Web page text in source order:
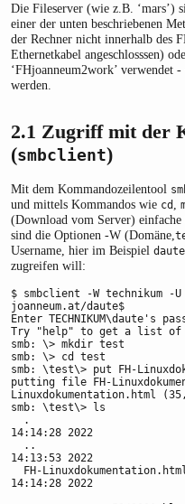
Die Fileserver (wie z.B. ‘mars’)
einer der unten beschriebenen
der Rechner nicht innerhalb des
Ethernetkabel angeschlosssen)
‘FHjoanneum2work’ verwendet
werden.
2.1 Zugriff mit der
(smbclient)
Mit dem Kommandozeilentool
und mittels Kommandos wie cd ,
(Download vom Server) einfache
sind die Optionen -W (Domäne,
Username, hier im Beispiel daute
zugreifen will:
$ smbclient -W technikum -
joanneum.at/daute$
Enter TECHNIKUM\daute's
Try "help" to get a list of
smb: \> mkdir test
smb: \> cd test
smb: \test\> put FH-
putting file FH-
Linuxdokumentation.html
smb: \test\> ls
14:14:28 2022
14:13:53 2022
14:14:28 2022